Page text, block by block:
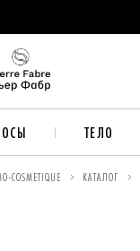
ТЕЛО
КАТАЛОГ